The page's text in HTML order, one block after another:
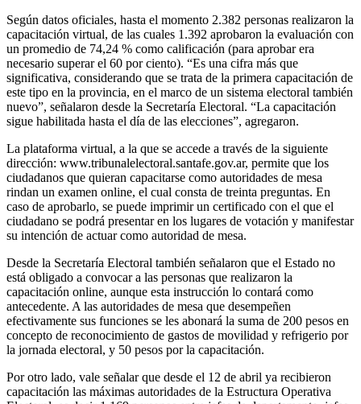
Según datos oficiales, hasta el momento 2.382 personas realizaron la
capacitación virtual, de las cuales 1.392 aprobaron la evaluación con
un promedio de 74,24 % como calificación (para aprobar era
necesario superar el 60 por ciento). “Es una cifra más que
significativa, considerando que se trata de la primera capacitación de
este tipo en la provincia, en el marco de un sistema electoral también
nuevo”, señalaron desde la Secretaría Electoral. “La capacitación
sigue habilitada hasta el día de las elecciones”, agregaron.
La plataforma virtual, a la que se accede a través de la siguiente
dirección: www.tribunalelectoral.santafe.gov.ar, permite que los
ciudadanos que quieran capacitarse como autoridades de mesa
rindan un examen online, el cual consta de treinta preguntas. En
caso de aprobarlo, se puede imprimir un certificado con el que el
ciudadano se podrá presentar en los lugares de votación y manifestar
su intención de actuar como autoridad de mesa.
Desde la Secretaría Electoral también señalaron que el Estado no
está obligado a convocar a las personas que realizaron la
capacitación online, aunque esta instrucción lo contará como
antecedente. A las autoridades de mesa que desempeñen
efectivamente sus funciones se les abonará la suma de 200 pesos en
concepto de reconocimiento de gastos de movilidad y refrigerio por
la jornada electoral, y 50 pesos por la capacitación.
Por otro lado, vale señalar que desde el 12 de abril ya recibieron
capacitación las máximas autoridades de la Estructura Operativa